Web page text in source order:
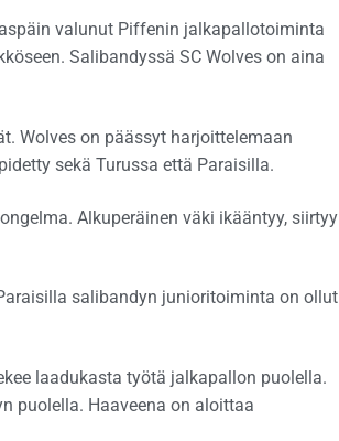
valunut Piffenin jalkapallotoiminta
Salibandyssä SC Wolves on aina
Wolves on päässyt harjoittelemaan
sekä Turussa että Paraisilla.
Alkuperäinen väki ikääntyy, siirtyy
salibandyn junioritoiminta on ollut
laadukasta työtä jalkapallon puolella.
puolella. Haaveena on aloittaa